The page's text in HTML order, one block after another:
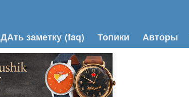
ДАть заметку (faq) Топики Авторы